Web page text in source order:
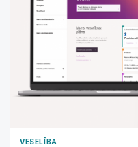
VESELĪBA